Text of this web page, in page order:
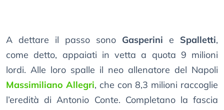
A dettare il passo sono Gasperini e Spalletti,
come detto, appaiati in vetta a quota 9 milioni
lordi. Alle loro spalle il neo allenatore del Napoli
Massimiliano Allegri, che con 8,3 milioni raccoglie
l’eredità di Antonio Conte. Completano la fascia